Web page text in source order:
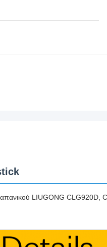
LIUGONG